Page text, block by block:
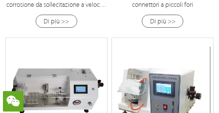
corrosione da sollecitazione a velocità
di deformazione lenta
Di più >>
connettori a piccoli fori
Di più >>